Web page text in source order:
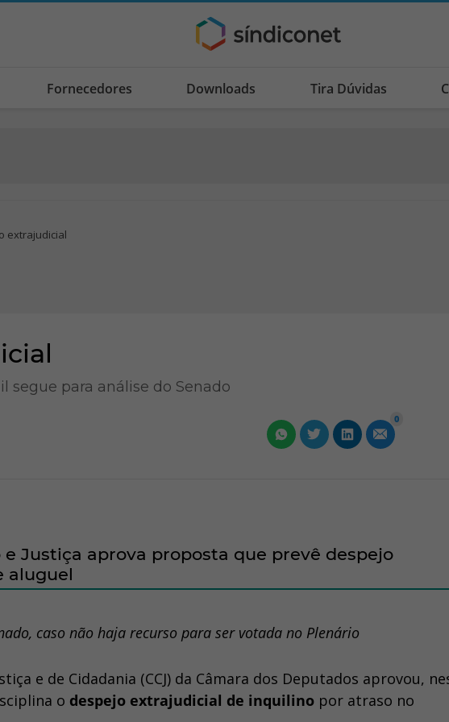
Fornecedores Downloads Tira Dúvidas
extrajudicial
segue para análise do Senado
0
Justiça aprova proposta que prevê despejo
aluguel
caso não haja recurso para ser votada no Plenário
e de Cidadania (CCJ) da Câmara dos Deputados aprovou,
o despejo extrajudicial de inquilino por atraso no